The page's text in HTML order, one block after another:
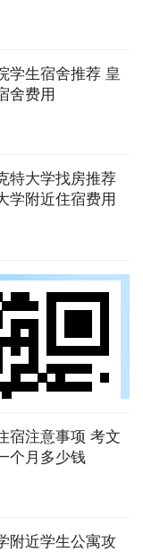
学生宿舍推荐 皇
舍费用
特大学找房推荐
学附近住宿费用
宿注意事项 考文
个月多少钱
附近学生公寓攻